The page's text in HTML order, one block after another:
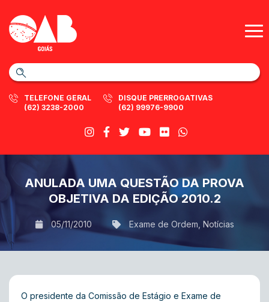
TELEFONE GERAL
(62) 3238-2000
DISQUE PRERROGATIVAS
(62) 99976-9900
ANULADA UMA QUESTÃO DA PROVA
OBJETIVA DA EDIÇÃO 2010.2
05/11/2010 Exame de Ordem Notícias
O presidente da Comissão de Estágio e Exame de